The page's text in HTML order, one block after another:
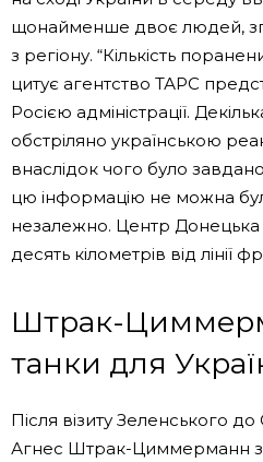
щонайменше двоє людей,
з регіону. “Кількість
цитує агентство ТАРС
Росією адміністрації.
обстріляно українською
внаслідок чого було
цю інформацію не можна
незалежно. Центр Донецька
десять кілометрів від лінії
Штрак-
танки для
Після візиту Зеленського
Агнес Штрак-Циммерманн